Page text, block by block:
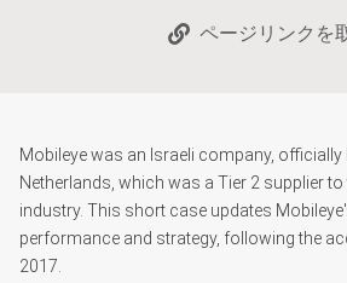
ページリンクを
Mobileye was an Israeli company, officially
Netherlands, which was a Tier 2 supplier
industry. This short case updates
performance and strategy, following the
2017.